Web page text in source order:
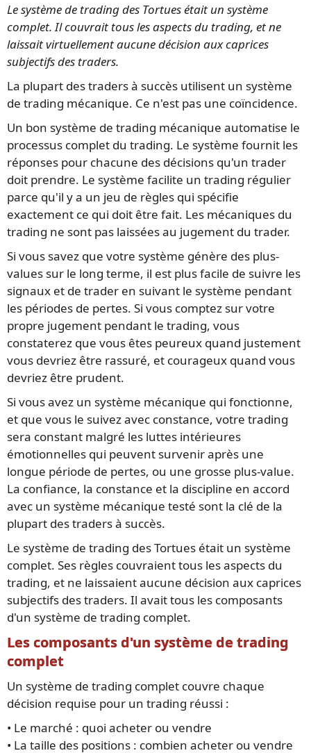
Le système de trading des Tortues était un système
complet. Il couvrait tous les aspects du trading, et ne
laissait virtuellement aucune décision aux caprices
subjectifs des traders.
La plupart des traders à succès utilisent un système
de trading mécanique. Ce n'est pas une coïncidence.
Un bon système de trading mécanique automatise le
processus complet du trading. Le système fournit les
réponses pour chacune des décisions qu'un trader
doit prendre. Le système facilite un trading régulier
parce qu'il y a un jeu de règles qui spécifie
exactement ce qui doit être fait. Les mécaniques du
trading ne sont pas laissées au jugement du trader.
Si vous savez que votre système génère des plus-
values sur le long terme, il est plus facile de suivre les
signaux et de trader en suivant le système pendant
les périodes de pertes. Si vous comptez sur votre
propre jugement pendant le trading, vous
constaterez que vous êtes peureux quand justement
vous devriez être rassuré, et courageux quand vous
devriez être prudent.
Si vous avez un système mécanique qui fonctionne,
et que vous le suivez avec constance, votre trading
sera constant malgré les luttes intérieures
émotionnelles qui peuvent survenir après une
longue période de pertes, ou une grosse plus-value.
La confiance, la constance et la discipline en accord
avec un système mécanique testé sont la clé de la
plupart des traders à succès.
Le système de trading des Tortues était un système
complet. Ses règles couvraient tous les aspects du
trading, et ne laissaient aucune décision aux caprices
subjectifs des traders. Il avait tous les composants
d'un système de trading complet.
Les composants d'un système de trading
complet
Un système de trading complet couvre chaque
décision requise pour un trading réussi :
• Le marché : quoi acheter ou vendre
• La taille des positions : combien acheter ou vendre